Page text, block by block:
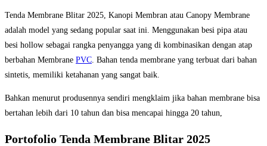
Tenda Membrane Blitar 2025, Kanopi Membran atau Canopy Membrane
adalah model yang sedang popular saat ini. Menggunakan besi pipa atau
besi hollow sebagai rangka penyangga yang di kombinasikan dengan atap
berbahan Membrane PVC. Bahan tenda membrane yang terbuat dari bahan
sintetis, memiliki ketahanan yang sangat baik.
Bahkan menurut produsennya sendiri mengklaim jika bahan membrane bisa
bertahan lebih dari 10 tahun dan bisa mencapai hingga 20 tahun,
Portofolio Tenda Membrane Blitar 2025